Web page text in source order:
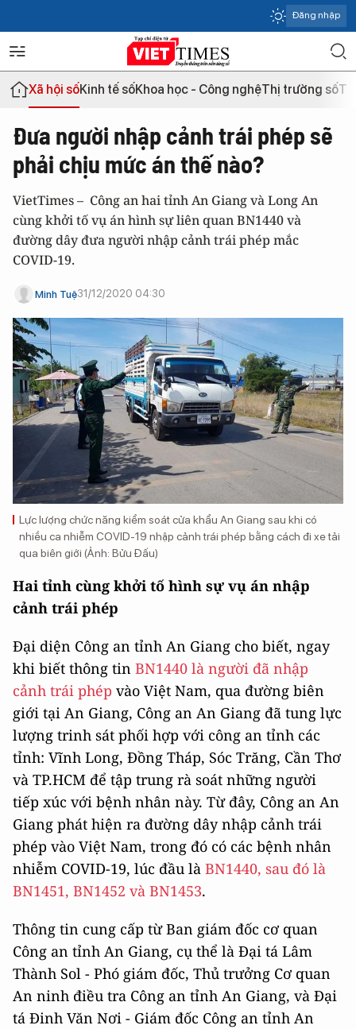
Đăng nhập
Xã hội sốKinh tế sốKhoa học - Công nghệThị trường số
Đưa người nhập cảnh trái phép sẽ
phải chịu mức án thế nào?
VietTimes – Công an hai tỉnh An Giang và Long An
cùng khởi tố vụ án hình sự liên quan BN1440 và
đường dây đưa người nhập cảnh trái phép mắc
COVID-19.
Minh Tuệ31/12/2020 04:30
Lực lượng chức năng kiểm soát cửa khẩu An Giang sau khi có
nhiều ca nhiễm COVID-19 nhập cảnh trái phép bằng cách đi xe tải
qua biên giới (Ảnh: Bửu Đấu)
Hai tỉnh cùng khởi tố hình sự vụ án nhập
cảnh trái phép
Đại diện Công an tỉnh An Giang cho biết, ngay
khi biết thông tin BN1440 là người đã nhập
cảnh trái phép vào Việt Nam, qua đường biên
giới tại An Giang, Công an An Giang đã tung lực
lượng trinh sát phối hợp với công an tỉnh các
tỉnh: Vĩnh Long, Đồng Tháp, Sóc Trăng, Cần Thơ
và TP.HCM để tập trung rà soát những người
tiếp xúc với bệnh nhân này. Từ đây, Công an An
Giang phát hiện ra đường dây nhập cảnh trái
phép vào Việt Nam, trong đó có các bệnh nhân
nhiễm COVID-19, lúc đầu là BN1440, sau đó là
BN1451, BN1452 và BN1453.
Thông tin cung cấp từ Ban giám đốc cơ quan
Công an tỉnh An Giang, cụ thể là Đại tá Lâm
Thành Sol - Phó giám đốc, Thủ trưởng Cơ quan
An ninh điều tra Công an tỉnh An Giang, và Đại
tá Đinh Văn Nơi - Giám đốc Công an tỉnh An